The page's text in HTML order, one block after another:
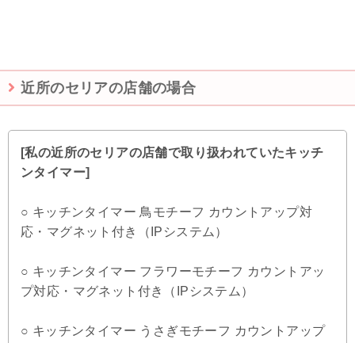
近所のセリアの店舗の場合
[私の近所のセリアの店舗で取り扱われていたキッチ
ンタイマー]
○ キッチンタイマー 鳥モチーフ カウントアップ対
応・マグネット付き（IPシステム）
○ キッチンタイマー フラワーモチーフ カウントアッ
プ対応・マグネット付き（IPシステム）
○ キッチンタイマー うさぎモチーフ カウントアップ